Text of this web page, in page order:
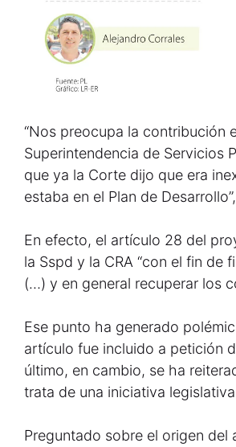
“Nos preocupa la contribución
Superintendencia de Servicios
que ya la Corte dijo que era
estaba en el Plan de
En efecto, el artículo 28 del
la Sspd y la CRA “con el fin de
(…) y en general recuperar los
Ese punto ha generado
artículo fue incluido a petición
último, en cambio, se ha
trata de una iniciativa
Preguntado sobre el origen